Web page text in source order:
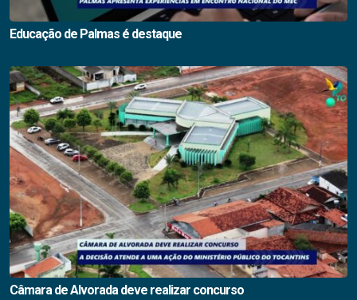
Educação de Palmas é destaque
Câmara de Alvorada deve realizar concurso